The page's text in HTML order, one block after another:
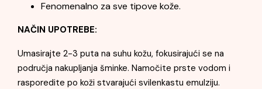
Fenomenalno za sve tipove kože.
NAČIN UPOTREBE:
Umasirajte 2-3 puta na suhu kožu, fokusirajući se na
područja nakupljanja šminke. Namočite prste vodom i
rasporedite po koži stvarajući svilenkastu emulziju.